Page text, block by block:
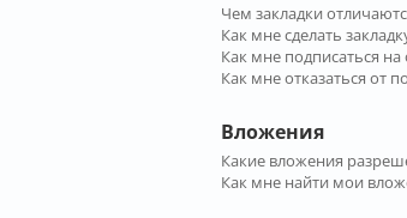
Чем закладки
Как мне сделать
Как мне подписаться
Как мне отказаться от
Вложения
Какие вложения
Как мне найти мои